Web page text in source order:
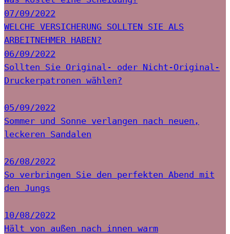
07/09/2022
WELCHE VERSICHERUNG SOLLTEN SIE ALS
ARBEITNEHMER HABEN?
06/09/2022
Sollten Sie Original- oder Nicht-Original-
Druckerpatronen wählen?
05/09/2022
Sommer und Sonne verlangen nach neuen,
leckeren Sandalen
26/08/2022
So verbringen Sie den perfekten Abend mit
den Jungs
10/08/2022
Hält von außen nach innen warm